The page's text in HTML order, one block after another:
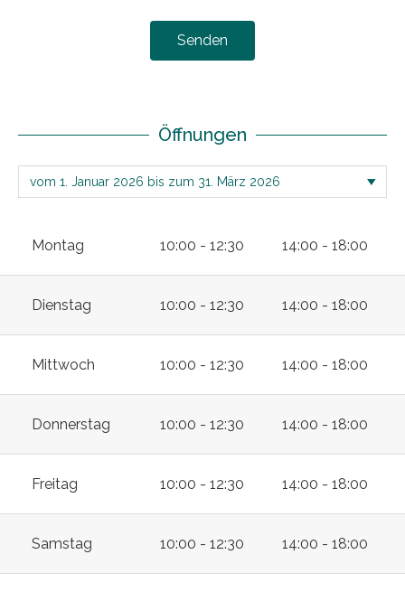
Senden
Öffnungen
Montag 10:00 - 12:30 14:00 - 18:00
Dienstag 10:00 - 12:30 14:00 - 18:00
Mittwoch 10:00 - 12:30 14:00 - 18:00
Donnerstag 10:00 - 12:30 14:00 - 18:00
Freitag 10:00 - 12:30 14:00 - 18:00
Samstag 10:00 - 12:30 14:00 - 18:00